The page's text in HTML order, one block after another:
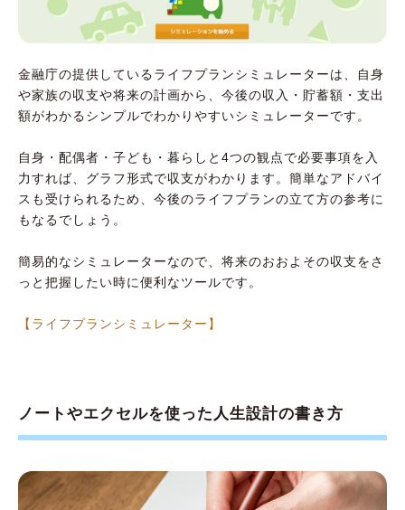
金融庁の提供しているライフプランシミュレーターは、自身
や家族の収支や将来の計画から、今後の収入・貯蓄額・支出
額がわかるシンプルでわかりやすいシミュレーターです。
自身・配偶者・子ども・暮らしと4つの観点で必要事項を入
力すれば、グラフ形式で収支がわかります。簡単なアドバイ
スも受けられるため、今後のライフプランの立て方の参考に
もなるでしょう。
簡易的なシミュレーターなので、将来のおおよその収支をさ
っと把握したい時に便利なツールです。
【ライフプランシミュレーター】
ノートやエクセルを使った人生設計の書き方